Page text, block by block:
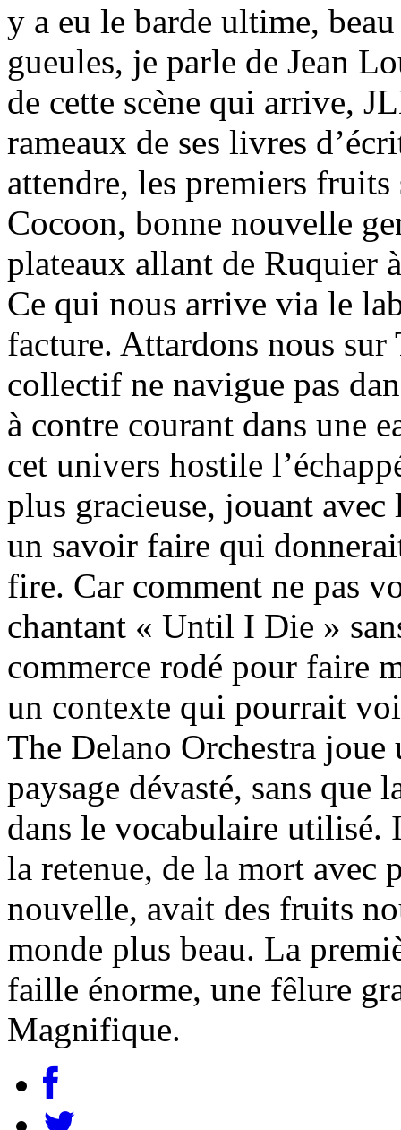
y a eu le barde ultime,
gueules, je parle de Jean
de cette scène qui arrive,
rameaux de ses livres
attendre, les premiers fruits
Cocoon, bonne nouvelle
plateaux allant de Ruquier
Ce qui nous arrive via le
facture. Attardons nous
collectif ne navigue pas
à contre courant dans une
cet univers hostile
plus gracieuse, jouant avec
un savoir faire qui
fire. Car comment ne pas
chantant « Until I Die »
commerce rodé pour faire
un contexte qui pourrait
The Delano Orchestra
paysage dévasté, sans que
dans le vocabulaire utilisé.
la retenue, de la mort avec
nouvelle, avait des fruits
monde plus beau. La
faille énorme, une fêlure
Magnifique.